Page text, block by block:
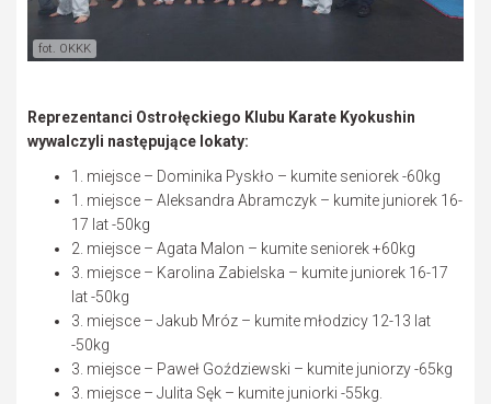
fot. OKKK
Reprezentanci Ostrołęckiego Klubu Karate Kyokushin
wywalczyli następujące lokaty:
1. miejsce – Dominika Pyskło – kumite seniorek -60kg
1. miejsce – Aleksandra Abramczyk – kumite juniorek 16-
17 lat -50kg
2. miejsce – Agata Malon – kumite seniorek +60kg
3. miejsce – Karolina Zabielska – kumite juniorek 16-17
lat -50kg
3. miejsce – Jakub Mróz – kumite młodzicy 12-13 lat
-50kg
3. miejsce – Paweł Goździewski – kumite juniorzy -65kg
3. miejsce – Julita Sęk – kumite juniorki -55kg.